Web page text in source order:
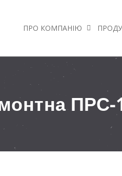
ПРО КОМПАНІЮ
ПРС-